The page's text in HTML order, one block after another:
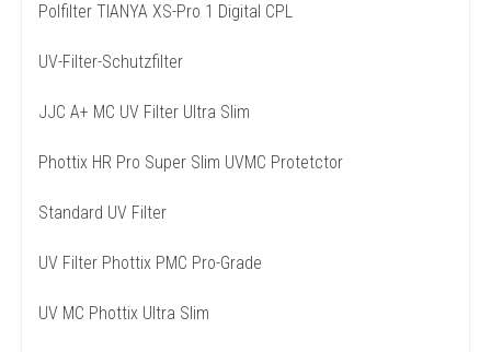
Polfilter TIANYA XS-Pro 1 Digital CPL
UV-Filter-Schutzfilter
JJC A+ MC UV Filter Ultra Slim
Phottix HR Pro Super Slim UVMC Protetctor
Standard UV Filter
UV Filter Phottix PMC Pro-Grade
UV MC Phottix Ultra Slim